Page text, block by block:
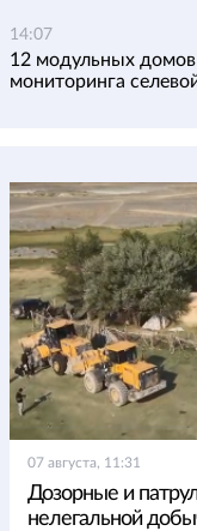
14:07
12 модульных домов
мониторинга
07 августа, 11:31
Дозорные и
нелегальной